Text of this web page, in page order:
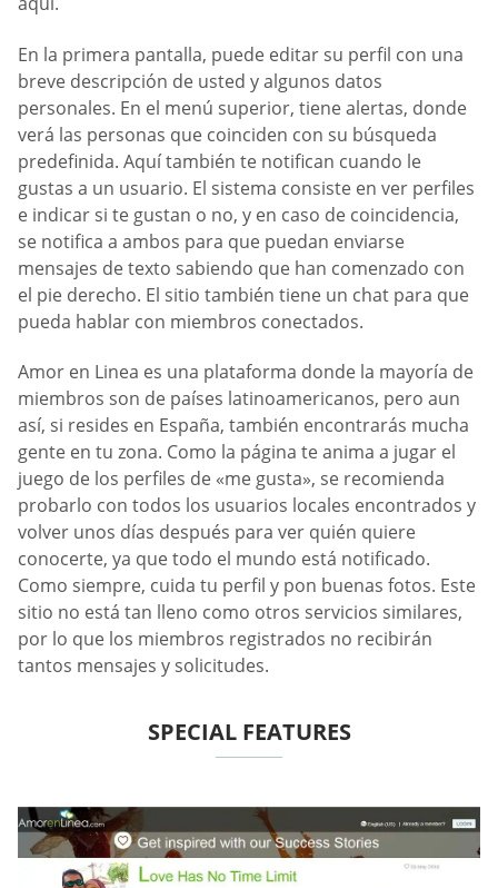
En la primera pantalla, puede editar su perfil con una
breve descripción de usted y algunos datos
personales. En el menú superior, tiene alertas, donde
verá las personas que coinciden con su búsqueda
predefinida. Aquí también te notifican cuando le
gustas a un usuario. El sistema consiste en ver perfiles
e indicar si te gustan o no, y en caso de coincidencia,
se notifica a ambos para que puedan enviarse
mensajes de texto sabiendo que han comenzado con
el pie derecho. El sitio también tiene un chat para que
pueda hablar con miembros conectados.
Amor en Linea es una plataforma donde la mayoría de
miembros son de países latinoamericanos, pero aun
así, si resides en España, también encontrarás mucha
gente en tu zona. Como la página te anima a jugar el
juego de los perfiles de «me gusta», se recomienda
probarlo con todos los usuarios locales encontrados y
volver unos días después para ver quién quiere
conocerte, ya que todo el mundo está notificado.
Como siempre, cuida tu perfil y pon buenas fotos. Este
sitio no está tan lleno como otros servicios similares,
por lo que los miembros registrados no recibirán
tantos mensajes y solicitudes.
SPECIAL FEATURES